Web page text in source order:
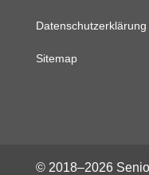
Datenschutzerklärung
Sitemap
© 2018–2026